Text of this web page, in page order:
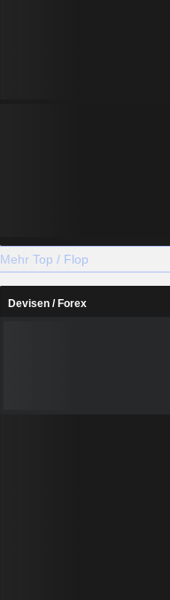
Mehr Top / Flop
Devisen / Forex